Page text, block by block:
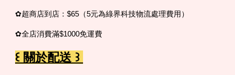
✿超商店到店：$65（5元為綠界科技物流處理費用）
✿全店消費滿$1000免運費
꒰ 關於配送 ꒱